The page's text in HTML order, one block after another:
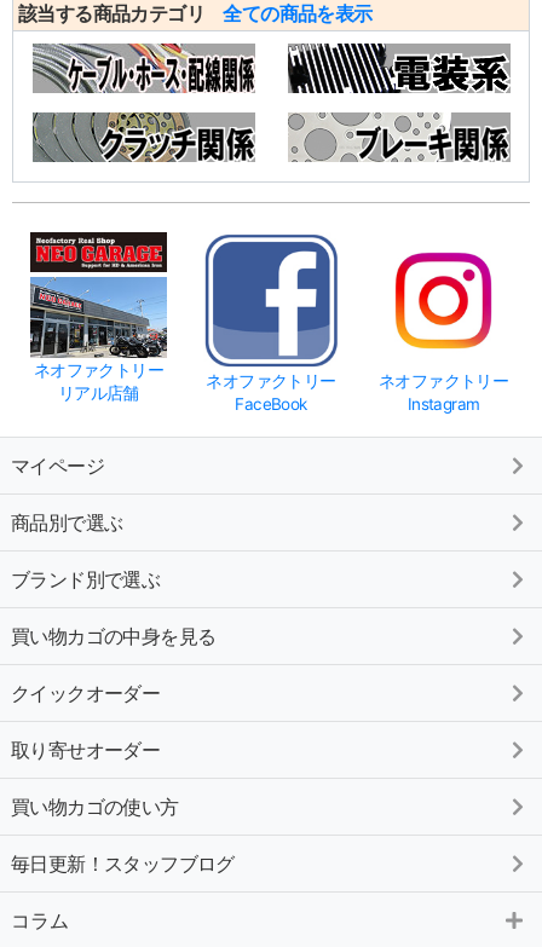
該当する商品カテゴリ全ての商品を表示
ネオファクトリー
リアル店舗
ネオファクトリー
FaceBook
ネオファクトリー
Instagram
マイページ
商品別で選ぶ
ブランド別で選ぶ
買い物カゴの中身を見る
クイックオーダー
取り寄せオーダー
買い物カゴの使い方
毎日更新！スタッフブログ
コラム